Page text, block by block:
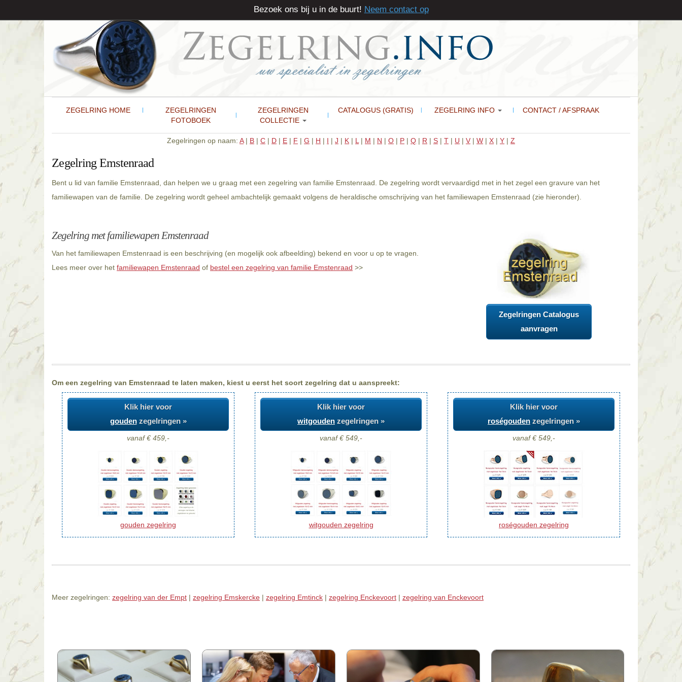
ZEGELRING HOME
ZEGELRINGEN
FOTOBOEK
ZEGELRINGEN
COLLECTIE
CATALOGUS (GRATIS) ZEGELRING INFO CONTACT / AFSPRAAK
Zegelringen op naam: A| B | C | D | E | F | G | H | I | J | K | L | M | N | O | P | Q | R | S | T | U | V | W | X | Y | Z
Zegelring Emstenraad
Bent u lid van familie Emstenraad, dan helpen we u graag met een zegelring van familie Emstenraad. De zegelring wordt vervaardigd met in het zegel een gravure van het
familiewapen van de familie. De zegelring wordt geheel ambachtelijk gemaakt volgens de heraldische omschrijving van het familiewapen Emstenraad (zie hieronder).
Zegelring met familiewapen Emstenraad
Van het familiewapen Emstenraad is een beschrijving (en mogelijk ook afbeelding) bekend en voor u op te vragen.
Lees meer over het familiewapen Emstenraad of bestel een zegelring van familie Emstenraad >>
Zegelringen Catalogus
aanvragen
Om een zegelring van Emstenraad te laten maken, kiest u eerst het soort zegelring dat u aanspreekt:
Klik hier voor
goudenzegelringen »
vanaf € 459,-
gouden zegelring
Klik hier voor
witgouden zegelringen »
vanaf € 549,-
witgouden zegelring
Klik hier voor
roségouden zegelringen »
vanaf € 549,-
roségouden zegelring
Meer zegelringen: zegelring van der Empt | zegelring Emskercke | zegelring Emtinck | zegelring Enckevoort | zegelring van Enckevoort
Bezoek ons bij u in de buurt! Neem contact op